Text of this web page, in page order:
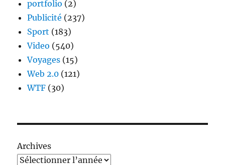
portfolio (2)
Publicité (237)
Sport (183)
Video (540)
Voyages (15)
Web 2.0 (121)
WTF (30)
Archives